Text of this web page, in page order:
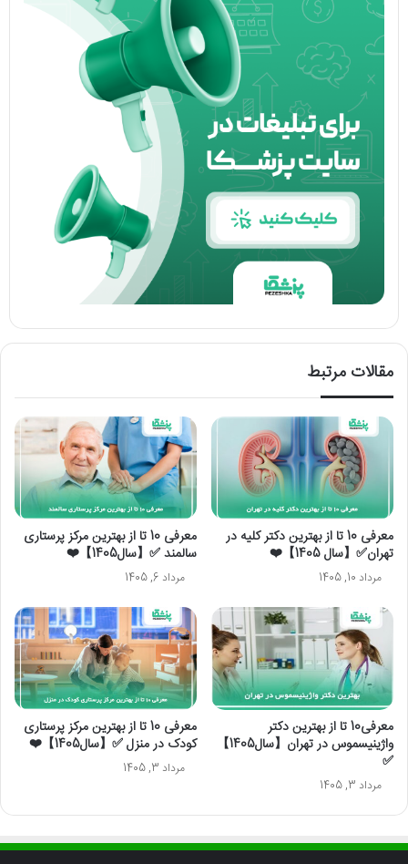
مقالات مرتبط
معرفی 10 تا از بهترین دکتر کلیه در
تهران✅【سال 1405】❤️
مرداد 10, 1405
معرفی 10 تا از بهترین مرکز پرستاری
سالمند ✅【سال1405】❤️
مرداد 6, 1405
معرفی10 تا از بهترین دکتر
واژینیسموس در تهران【سال1405】
✅
مرداد 3, 1405
معرفی 10 تا از بهترین مرکز پرستاری
کودک در منزل ✅【سال1405】❤️
مرداد 3, 1405